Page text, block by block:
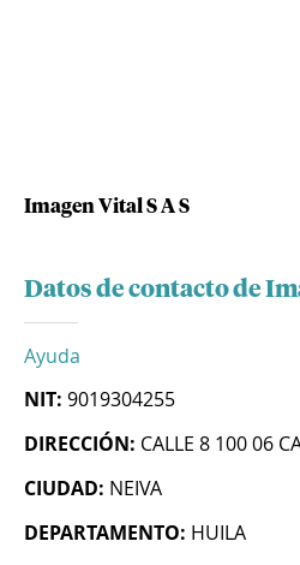
Imagen Vital S A S
Datos de contacto de
Ayuda
NIT: 9019304255
DIRECCIÓN: CALLE 8 100 06
CIUDAD: NEIVA
DEPARTAMENTO: HUILA